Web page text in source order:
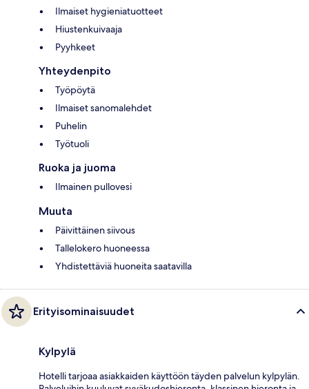
Ilmaiset hygieniatuotteet
Hiustenkuivaaja
Pyyhkeet
Yhteydenpito
Työpöytä
Ilmaiset sanomalehdet
Puhelin
Työtuoli
Ruoka ja juoma
Ilmainen pullovesi
Muuta
Päivittäinen siivous
Tallelokero huoneessa
Yhdistettäviä huoneita saatavilla
Erityisominaisuudet
Kylpylä
Hotelli tarjoaa asiakkaiden käyttöön täyden palvelun kylpylän.